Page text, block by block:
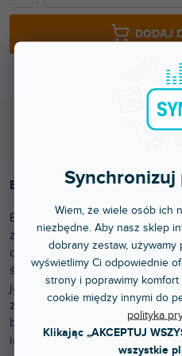
Wiem, że wiele osób ich
niezbędne. Aby nasz sklep
dobrany zestaw,
wyświetlimy Ci odpowiednie
strony i poprawimy
cookie między innymi do
polityka
Klikając „AKCEPTUJ
wszystkie
DODAJ
Błyskawiczna
Evolights Par 64 200W LED
Evolights Par 64
zaawansowany reflektor
doskonałe oświetlenie
światła COB LED WW o
jakości i wydajne
za pomocą funkcji zoom w
barwowa 3200K czynią go
innych wydarzeń scenicznych.